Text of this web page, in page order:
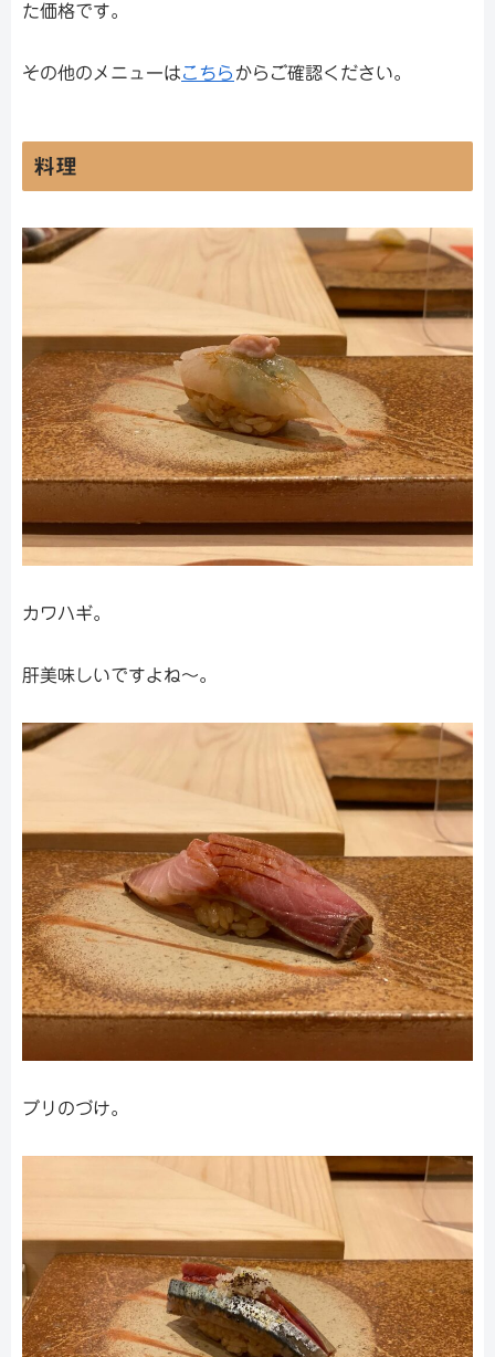
た価格です。
その他のメニューはこちら からご確認ください。
料理
カワハギ。
肝美味しいですよね〜。
ブリのづけ。